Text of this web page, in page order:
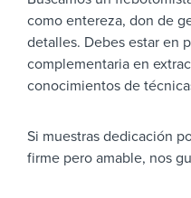
como entereza, don de
detalles. Debes estar en
complementaria en
conocimientos de
Si muestras dedicación
firme pero amable, nos